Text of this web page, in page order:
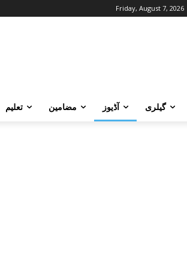
Friday, August 7, 2026
تعلیم مضامین آڈیوز گیلری